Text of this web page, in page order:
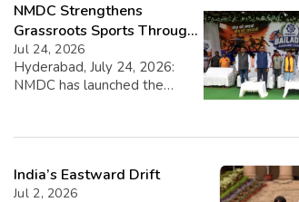
NMDC Strengthens
Grassroots Sports Through
CSR with Launch of
Bailadila Kabaddi League –
Series 1
Jul 24, 2026
Hyderabad, July 24, 2026:
NMDC has launched the
initiative to discover and
the Bailadila region. The four-
day tournament, inaugurated
India’s Eastward Drift
Jul 2, 2026